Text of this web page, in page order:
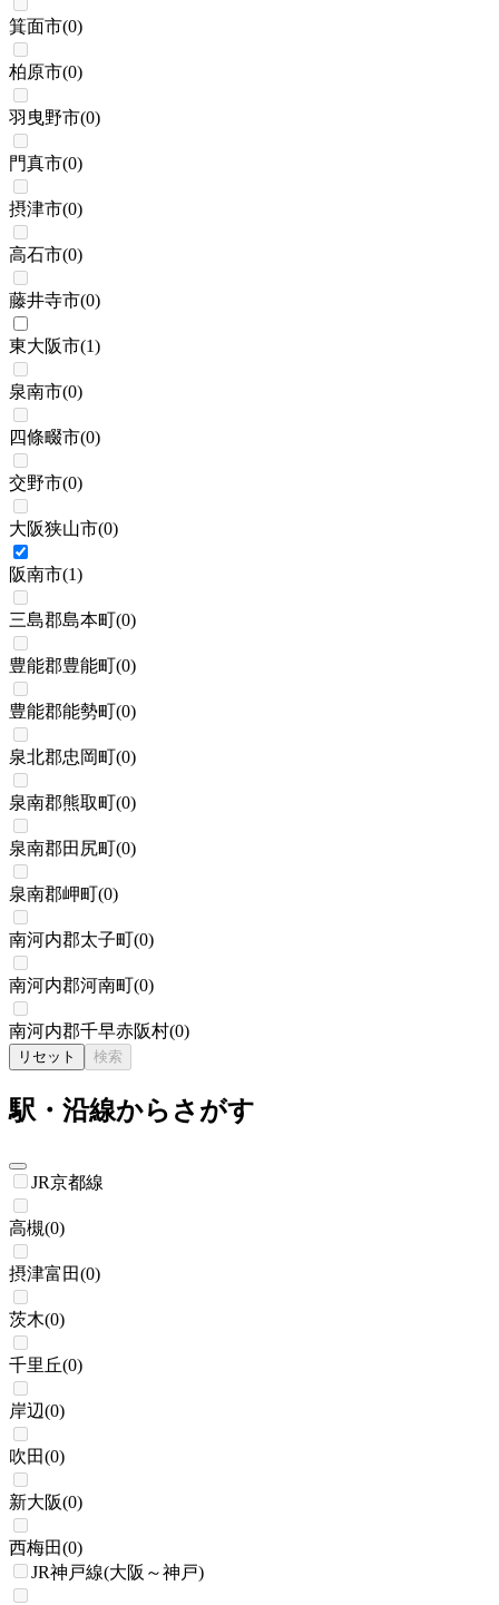
箕面市(0)
柏原市(0)
羽曳野市(0)
門真市(0)
摂津市(0)
高石市(0)
藤井寺市(0)
東大阪市(1)
泉南市(0)
四條畷市(0)
交野市(0)
大阪狭山市(0)
阪南市(1)
三島郡島本町(0)
豊能郡豊能町(0)
豊能郡能勢町(0)
泉北郡忠岡町(0)
泉南郡熊取町(0)
泉南郡田尻町(0)
泉南郡岬町(0)
南河内郡太子町(0)
南河内郡河南町(0)
南河内郡千早赤阪村(0)
リセット 検索
駅・沿線からさがす
JR京都線
高槻(0)
摂津富田(0)
茨木(0)
千里丘(0)
岸辺(0)
吹田(0)
新大阪(0)
西梅田(0)
JR神戸線(大阪～神戸)